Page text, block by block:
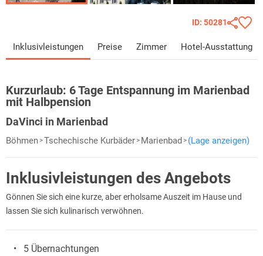
ID: 50281
Inklusivleistungen Preise Zimmer Hotel-Ausstattung
Kurzurlaub: 6 Tage Entspannung im Marienbad
mit Halbpension
DaVinci in Marienbad
Böhmen Tschechische Kurbäder Marienbad (Lage anzeigen)
Inklusivleistungen des Angebots
Gönnen Sie sich eine kurze, aber erholsame Auszeit im Hause und
lassen Sie sich kulinarisch verwöhnen.
5 Übernachtungen